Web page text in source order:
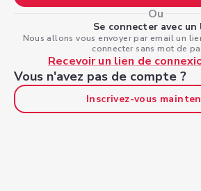
Ou
Se connecter avec un
Nous allons vous envoyer par email un
connecter sans mot de
Recevoir un lien de
Vous n'avez pas de compte ?
Inscrivez-vous